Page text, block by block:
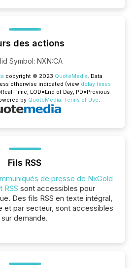
des actions
Symbol: NXN:CA
copyright © 2023 QuoteMedia. Data
otherwise indicated (view delay times
Time, EOD=End of Day, PD=Previous
by QuoteMedia. Terms of Use.
Fils RSS
de presse de NxGold
RSS sont accessibles pour
Des fils RSS en texte intégral,
et par secteur, sont accessibles
sur demande.